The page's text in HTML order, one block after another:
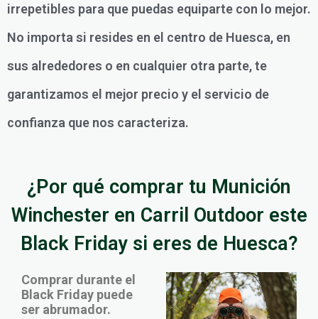
irrepetibles para que puedas equiparte con lo mejor.
No importa si resides en el centro de Huesca, en
sus alrededores o en cualquier otra parte, te
garantizamos el mejor precio y el servicio de
confianza que nos caracteriza.
¿Por qué comprar tu Munición
Winchester en Carril Outdoor este
Black Friday si eres de Huesca?
Comprar durante el
Black Friday puede
ser abrumador.